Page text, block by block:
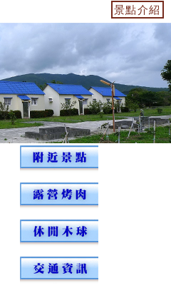
景點，食宿優惠特價，如有
景點介紹